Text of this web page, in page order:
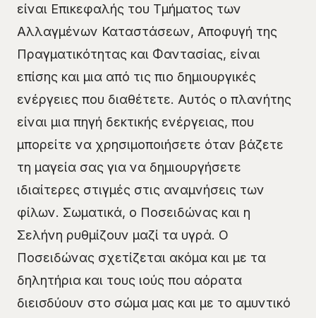
είναι Επικεφαλής του Τμήματος των
Αλλαγμένων Καταστάσεων, Αποφυγή της
Πραγματικότητας και Φαντασίας, είναι
επίσης και μια από τις πιο δημιουργικές
ενέργειες που διαθέτετε. Αυτός ο πλανήτης
είναι μια πηγή δεκτικής ενέργειας, που
μπορείτε να χρησιμοποιήσετε όταν βάζετε
τη μαγεία σας για να δημιουργήσετε
ιδιαίτερες στιγμές στις αναμνήσεις των
φίλων. Σωματικά, ο Ποσειδώνας και η
Σελήνη ρυθμίζουν μαζί τα υγρά. Ο
Ποσειδώνας σχετίζεται ακόμα και με τα
δηλητήρια και τους ιούς που αόρατα
διεισδύουν στο σώμα μας και με το αμυντικό